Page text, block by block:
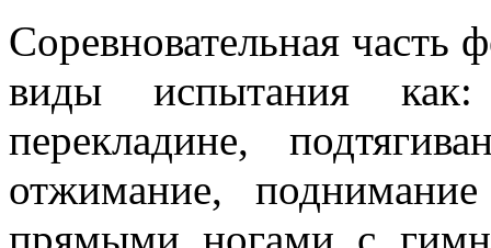
Соревновательная часть
виды испытания как:
перекладине,
отжимание,